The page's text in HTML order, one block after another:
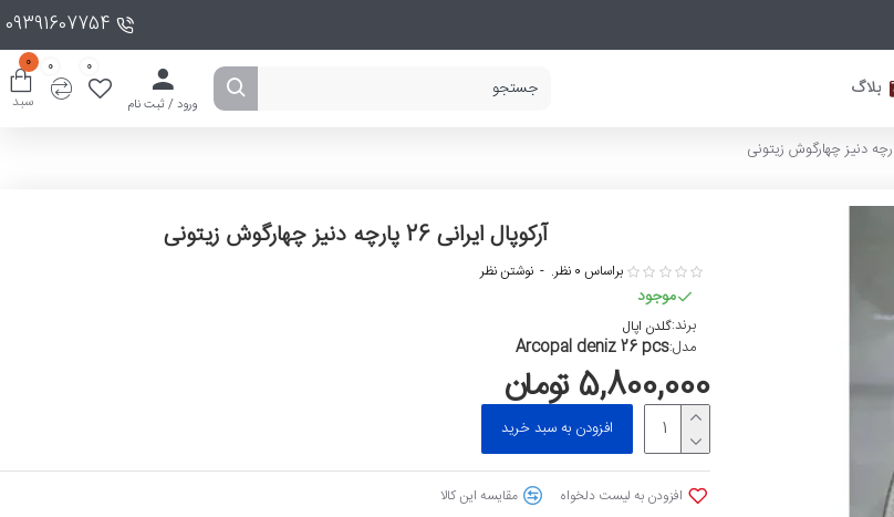
09391607754
بلاگ
ورود / ثبت نام
0
0
سبد
0
آرکوپال ایرانی 26 پارچه دنیز چهارگوش زیتونی
موجود
برند:گلدن اپال
مدل:Arcopal deniz 26 pcs
براساس 0 نظر. - نوشتن نظر
5,800,000 تومان
افزودن به سبد خرید
افزودن به لیست دلخواه مقایسه این کالا